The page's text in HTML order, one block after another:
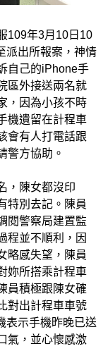
109年3月10日10
派出所報案，神情
自己的iPhone手
區外接送兩名就
，因為小孩不時
機遺留在計程車
會有人打電話跟
警方協助。
，陳女都沒印
特別去記。陳員
閱警察局建置監
程並不順利，因
略感失望，陳員
妳所搭乘計程車
員積極跟陳女確
對出計程車車號
表示手機昨晚已送
氣，並心懷感激